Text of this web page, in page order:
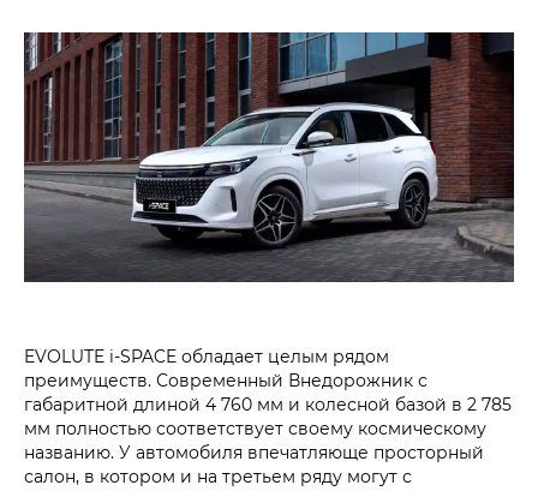
EVOLUTE i‑SPACE обладает целым рядом
преимуществ. Современный Внедорожник с
габаритной длиной 4 760 мм и колесной базой в 2 785
мм полностью соответствует своему космическому
названию. У автомобиля впечатляюще просторный
салон, в котором и на третьем ряду могут с